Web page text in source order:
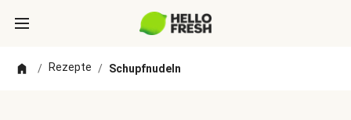
/ Rezepte / Schupfnudeln